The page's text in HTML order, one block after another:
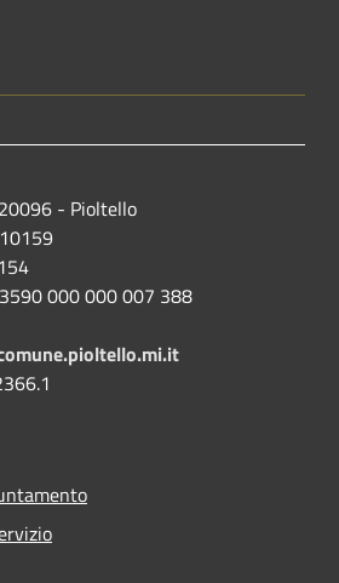
- Pioltello
000 000 007 388